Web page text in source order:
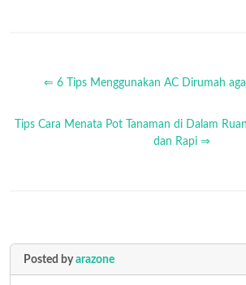
⇐ 6 Tips Menggunakan AC Dirumah
Tips Cara Menata Pot Tanaman di Dalam
dan Rapi ⇒
Posted byarazone